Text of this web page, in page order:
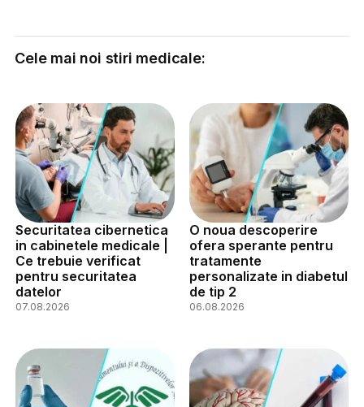
Cele mai noi stiri medicale:
Securitatea cibernetica
in cabinetele medicale |
Ce trebuie verificat
pentru securitatea
datelor
07.08.2026
O noua descoperire
ofera sperante pentru
tratamente
personalizate in diabetul
de tip 2
06.08.2026